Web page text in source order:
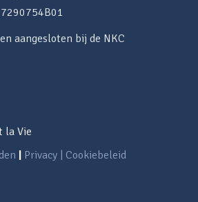
aangesloten bij de NKC
la Vie
| Privacy | Cookiebeleid